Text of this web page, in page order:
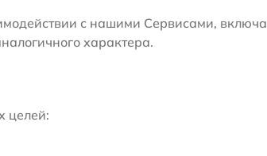
с нашими Сервисами,
характера.
целей: